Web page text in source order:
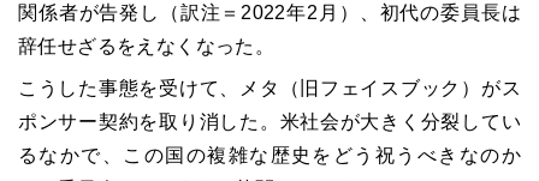
関係者が告発し（訳注＝2022年2月）、初代の委員長は
辞任せざるをえなくなった。
こうした事態を受けて、メタ（旧フェイスブック）がス
ポンサー契約を取り消した。米社会が大きく分裂してい
るなかで、この国の複雑な歴史をどう祝うべきなのか